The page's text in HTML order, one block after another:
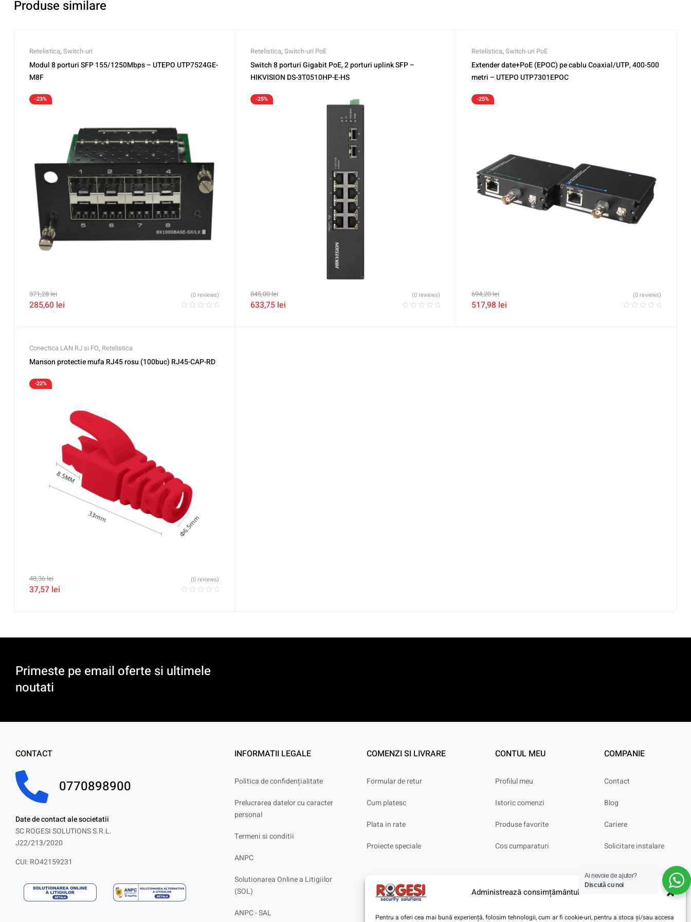
Administrează consimțământul
Pentru a oferi cea mai bună experiență, folosim tehnologii, cum ar fi cookie-uri, pentru a stoca și/sau accesa
Produse similare
Retelistica, Switch-uri
Modul 8 porturi SFP 155/1250Mbps – UTEPO UTP7524GE-
M8F
-23%
371,28lei
285,60 lei
(0 reviews)
Retelistica, Switch-uri PoE
Switch 8 porturi Gigabit PoE, 2 porturi uplink SFP –
HIKVISION DS-3T0510HP-E-HS
-25%
845,00lei
633,75 lei
(0 reviews)
Retelistica, Switch-uri PoE
Extender date+PoE (EPOC) pe cablu Coaxial/UTP, 400-500
metri – UTEPO UTP7301EPOC
-25%
694,20lei
517,98 lei
(0 reviews)
Conectica LAN RJ si FO, Retelistica
Manson protectie mufa RJ45 rosu (100buc) RJ45-CAP-RD
-22%
48,36lei
37,57 lei
(0 reviews)
Primeste pe email oferte si ultimele
noutati
CONTACT
0770898900
Date de contact ale societatii
SC ROGESI SOLUTIONS S.R.L.
J22/213/2020
CUI: RO42159231
INFORMATII LEGALE
Politica de confidențialitate
Prelucrarea datelor cu caracter
personal
Termeni si conditii
ANPC
Solutionarea Online a Litigiilor
(SOL)
ANPC - SAL
COMENZI SI LIVRARE
Formular de retur
Cum platesc
Plata in rate
Proiecte speciale
CONTUL MEU
Profilul meu
Istoric comenzi
Produse favorite
Cos cumparaturi
COMPANIE
Contact
Blog
Cariere
Solicitare instalare
Ai nevoie de ajutor?
Discută cu noi